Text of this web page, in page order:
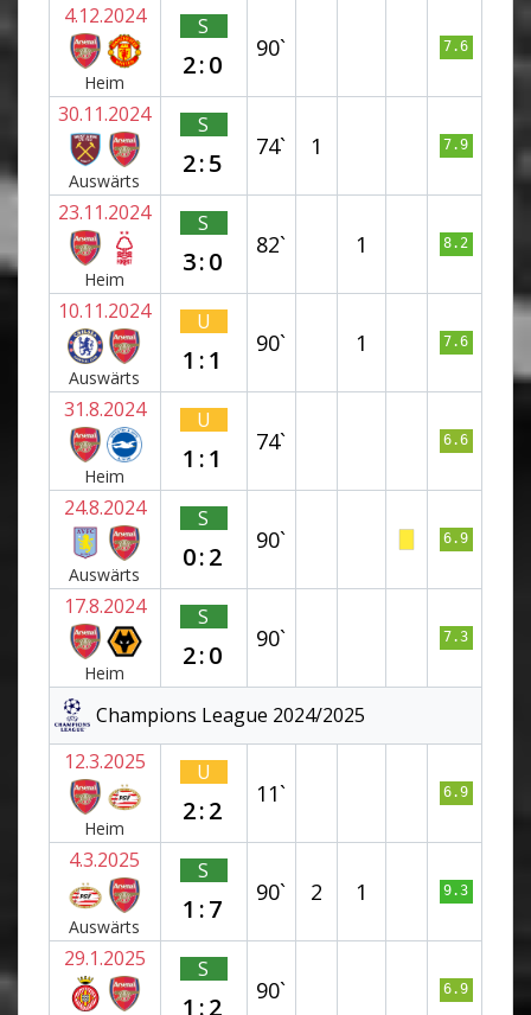
4.12.2024
Heim
S
2:0
90` 7.6
30.11.2024
Auswärts
S
2:5
74` 1 7.9
23.11.2024
Heim
S
3:0
82` 1 8.2
10.11.2024
Auswärts
U
1:1
90` 1 7.6
31.8.2024
Heim
U
1:1
74` 6.6
24.8.2024
Auswärts
S
0:2
90` 6.9
17.8.2024
Heim
S
2:0
90` 7.3
Champions League 2024/2025
12.3.2025
Heim
U
2:2
11` 6.9
4.3.2025
Auswärts
S
1:7
90` 2 1 9.3
29.1.2025 S
1:2
90` 6.9